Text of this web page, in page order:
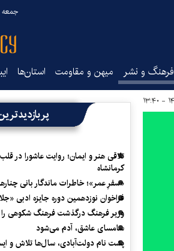
جمعه ۱۶ مرداد ۱۴۰۵
فرهنگ و نشر میهن و مقاومت استان‌ها
تلاقی هنر و ایمان؛ روایت عاشورا در
کرمانشاه
«سفرِ عمر»؛ خاطرات ماندگار بانی
فراخوان نوزدهمین دوره جایزه ادبی
وزیر فرهنگ درگذشت فرهنگ شکوهی
سامسای عاشق، آدم می‌شود
پشت نام دولت‌آبادی، سال‌ها تلاش و